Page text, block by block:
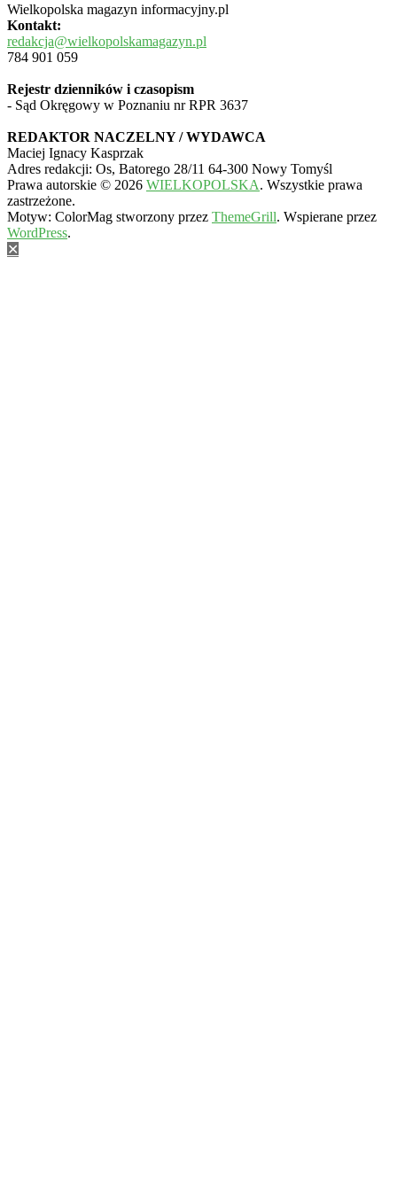
Wielkopolska magazyn informacyjny.pl
Kontakt:
redakcja@wielkopolskamagazyn.pl
784 901 059
Rejestr dzienników i czasopism
- Sąd Okręgowy w Poznaniu nr RPR 3637
REDAKTOR NACZELNY / WYDAWCA
Maciej Ignacy Kasprzak
Adres redakcji: Os, Batorego 28/11 64-300 Nowy Tomyśl
Prawa autorskie © 2026 WIELKOPOLSKA. Wszystkie prawa
zastrzeżone.
Motyw: ColorMag stworzony przez ThemeGrill. Wspierane przez
WordPress.
✕